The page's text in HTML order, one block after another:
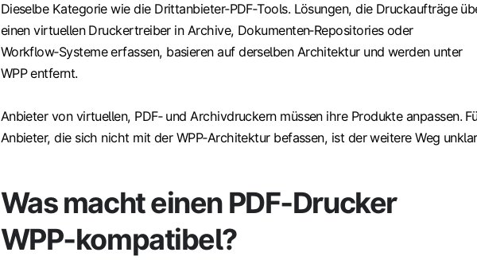
Dieselbe Kategorie wie die Drittanbieter‑PDF‑Tools. Lösungen, die Druckaufträge
einen virtuellen Druckertreiber in Archive, Dokumenten‑Repositories oder
Workflow‑Systeme erfassen, basieren auf derselben Architektur und werden unter
WPP entfernt.
Anbieter von virtuellen, PDF‑ und Archivdruckern müssen ihre Produkte anpassen.
Anbieter, die sich nicht mit der WPP‑Architektur befassen, ist der weitere Weg
Was macht einen PDF‑Drucker
WPP‑kompatibel?